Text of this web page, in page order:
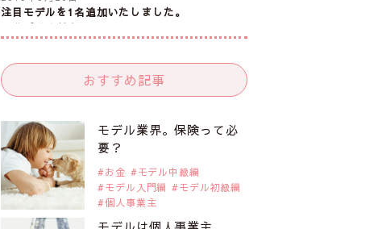
注目モデルを1名追加いたしました。
是非ご覧ください。
2019年9月29日
是非ご覧ください。
注目モデル 水原佑果さん
2019年9月29日
注目モデルを1名追加いたしました。
是非ご覧ください。
おすすめ記事
モデル業界。保険って必
要？
お金
モデル中級編
モデル入門編
モデル初級編
個人事業主